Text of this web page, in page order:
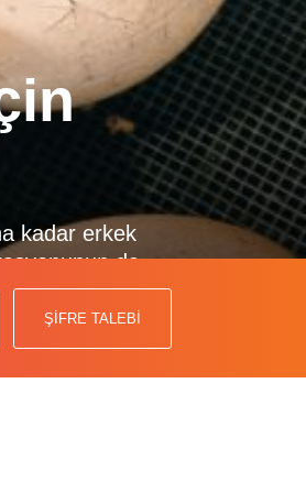
kadar erkek
da
olanak
[…]
ŞİFRE TALEBİ